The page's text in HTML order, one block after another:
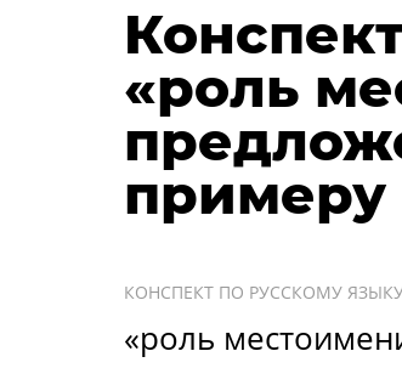
«роль
примеру
КОНСПЕКТ ПО РУССКОМУ
«роль